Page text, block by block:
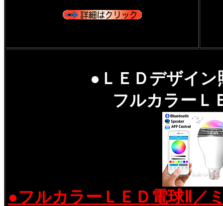
●ＬＥＤデザイン
フルカラーＬ
●フルカラーＬＥＤ電球Ⅱ／